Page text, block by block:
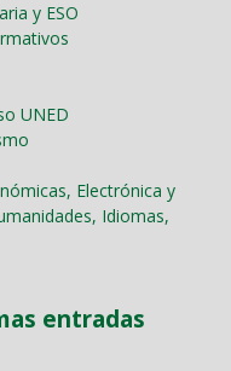
y ESO
UNED
Electrónica y
Idiomas,
entradas